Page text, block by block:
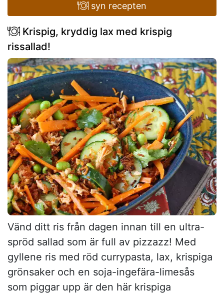
syn recepten
Krispig, kryddig lax med krispig
rissallad!
Vänd ditt ris från dagen innan till en ultra-
spröd sallad som är full av pizzazz! Med
gyllene ris med röd currypasta, lax, krispiga
grönsaker och en soja-ingefära-limesås
som piggar upp är den här krispiga